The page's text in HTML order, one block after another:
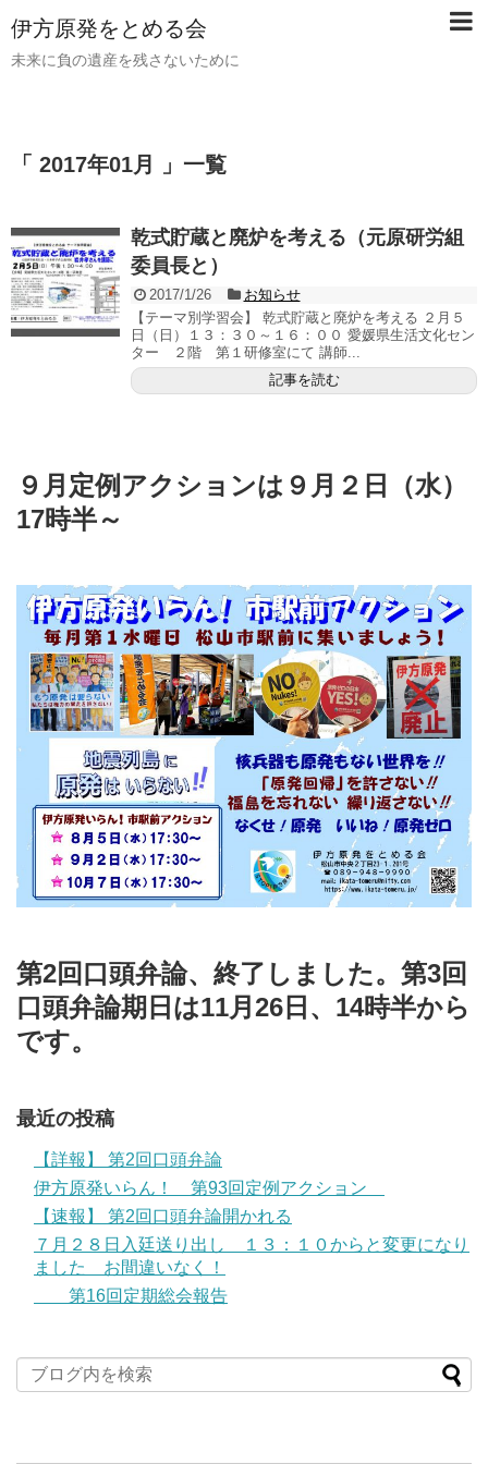
伊方原発をとめる会
未来に負の遺産を残さないために
「 2017年01月 」一覧
乾式貯蔵と廃炉を考える（元原研労組
委員長と）
2017/1/26
お知らせ
【テーマ別学習会】 乾式貯蔵と廃炉を考える ２月５
日（日）１３：３０～１６：００ 愛媛県生活文化セン
ター ２階 第１研修室にて 講師...
記事を読む
９月定例アクションは９月２日（水）
17時半～
第2回口頭弁論、終了しました。第3回
口頭弁論期日は11月26日、14時半から
です。
最近の投稿
【詳報】 第2回口頭弁論
伊方原発いらん！ 第93回定例アクション
【速報】 第2回口頭弁論開かれる
７月２８日入廷送り出し １３：１０からと変更になり
ました お間違いなく！
第16回定期総会報告